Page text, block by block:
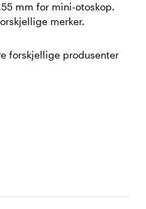
mm for mini-otoskop.
merker.
forskjellige produsenter